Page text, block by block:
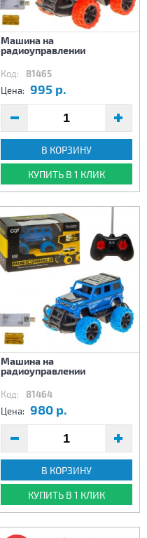
Машина на
радиоуправлении
Код: 81465
Цена: 995 р.
В КОРЗИНУ
КУПИТЬ В 1 КЛИК
Машина на
радиоуправлении
Код: 81464
Цена: 980 р.
В КОРЗИНУ
КУПИТЬ В 1 КЛИК